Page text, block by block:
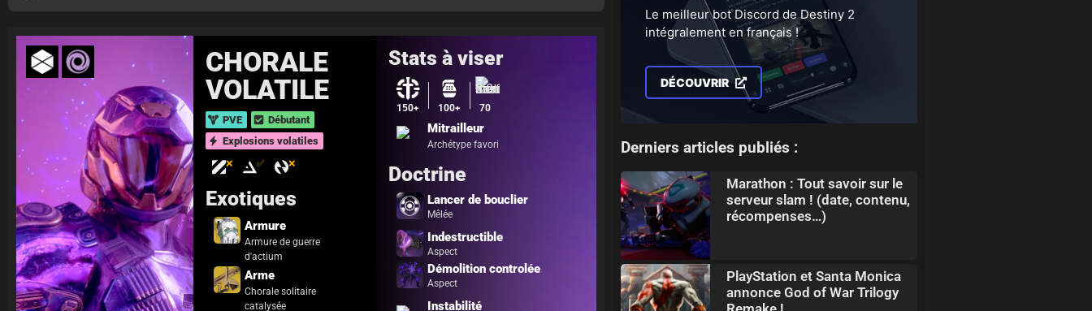
CHORALE
VOLATILE
PVE
Débutant
Explosions volatiles
❌ ✅ ❌
Exotiques
Armure
Armure de guerre
d'actium
Arme
Chorale solitaire
catalysée
Stats à viser
150+ 100+ 70
Mitrailleur
Archétype favori
Doctrine
Lancer de bouclier
Mêlée
Indestructible
Aspect
Démolition controlée
Aspect
Instabilité
Le meilleur bot Discord de Destiny 2
intégralement en français !
DÉCOUVRIR
Derniers articles publiés :
Marathon : Tout savoir sur le
serveur slam ! (date, contenu,
récompenses…)
PlayStation et Santa Monica
annonce God of War Trilogy